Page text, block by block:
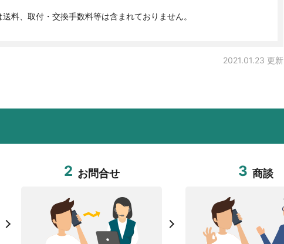
料、取付・交換手数料等は含まれておりません。
2021.01.23 更新
2 お問合せ 3 商談